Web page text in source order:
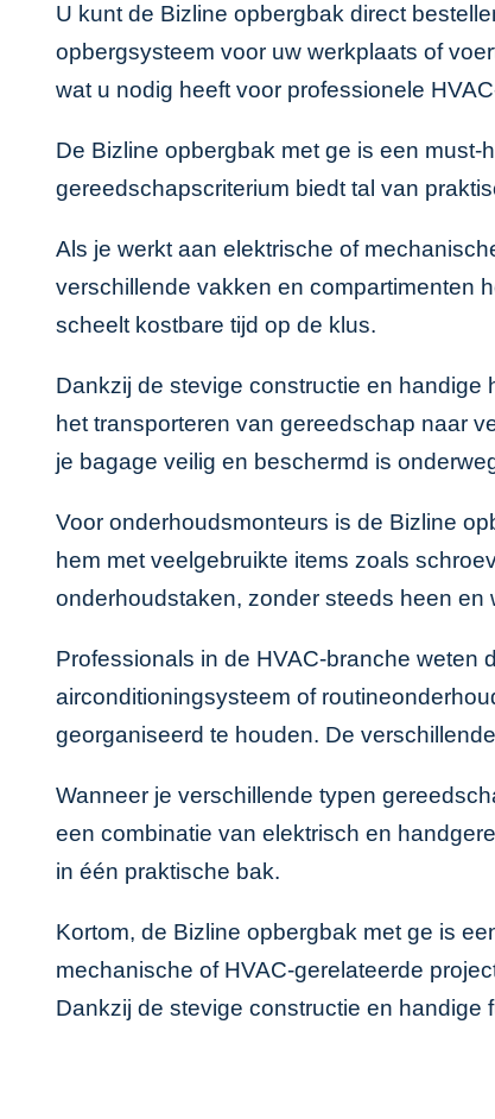
U kunt de Bizline opbergbak direct
opbergsysteem voor uw werkplaats of
wat u nodig heeft voor professionele
De Bizline opbergbak met ge is een
gereedschapscriterium biedt tal van
Als je werkt aan elektrische of
verschillende vakken en compartimenten
scheelt kostbare tijd op de klus.
Dankzij de stevige constructie en
het transporteren van gereedschap naar
je bagage veilig en beschermd is
Voor onderhoudsmonteurs is de Bizline
hem met veelgebruikte items zoals
onderhoudstaken, zonder steeds heen en
Professionals in de HVAC-branche weten
airconditioningsysteem of
georganiseerd te houden. De
Wanneer je verschillende typen
een combinatie van elektrisch en
in één praktische bak.
Kortom, de Bizline opbergbak met ge is
mechanische of HVAC-gerelateerde
Dankzij de stevige constructie en